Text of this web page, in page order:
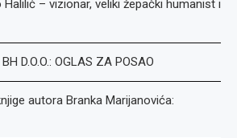
Halilić – vizionar, veliki žepački humanist i
D.O.O.: OGLAS ZA POSAO
autora Branka Marijanovića: